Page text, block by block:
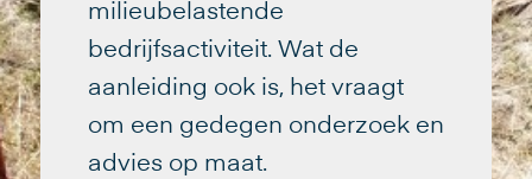
milieubelastende
bedrijfsactiviteit. Wat de
aanleiding ook is, het vraagt
om een gedegen onderzoek en
advies op maat.